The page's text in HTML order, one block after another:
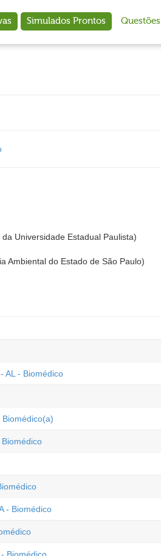
Simulados Prontos Questões
da Universidade Estadual Paulista)
Ambiental do Estado de São Paulo)
AL - Biomédico
- Biomédico